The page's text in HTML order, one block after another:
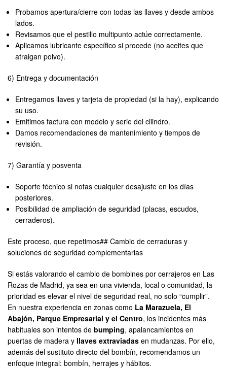
Probamos apertura/cierre con todas las llaves y desde ambos
lados.
Revisamos que el pestillo multipunto actúe correctamente.
Aplicamos lubricante específico si procede (no aceites que
atraigan polvo).
6) Entrega y documentación
Entregamos llaves y tarjeta de propiedad (si la hay), explicando
su uso.
Emitimos factura con modelo y serie del cilindro.
Damos recomendaciones de mantenimiento y tiempos de
revisión.
7) Garantía y posventa
Soporte técnico si notas cualquier desajuste en los días
posteriores.
Posibilidad de ampliación de seguridad (placas, escudos,
cerraderos).
Este proceso, que repetimos## Cambio de cerraduras y
soluciones de seguridad complementarias
Si estás valorando el cambio de bombines por cerrajeros en Las
Rozas de Madrid, ya sea en una vivienda, local o comunidad, la
prioridad es elevar el nivel de seguridad real, no solo “cumplir”.
En nuestra experiencia en zonas como La Marazuela, El
Abajón, Parque Empresarial y el Centro, los incidentes más
habituales son intentos de bumping, apalancamientos en
puertas de madera y llaves extraviadas en mudanzas. Por ello,
además del sustituto directo del bombín, recomendamos un
enfoque integral: bombín, herrajes y hábitos.